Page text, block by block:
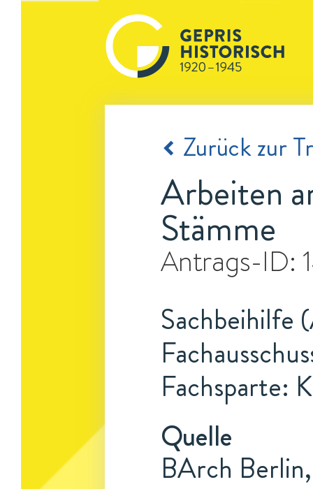
Zurück zur
Arbeiten
Stämme
Antrags-ID:
Sachbeihilfe
Fachsparte:
Quelle
BArch